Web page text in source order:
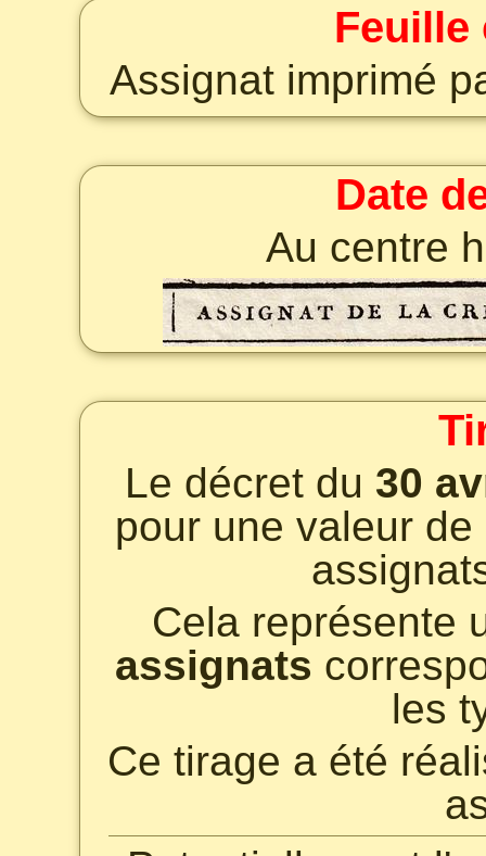
Feuille
Assignat imprimé
Date
Au centre
Le décret du 30
pour une valeur de
Cela représente
assignats
les
Ce tirage a été